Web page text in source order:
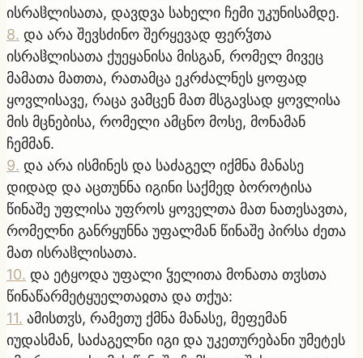
ისრაჱლისათა, დავდვა სახელი ჩემი უკუნისამდე.
8. და არა შევსძინო შერყევად ფერჴთა
ისრაჱლისათა ქუეყანისა მისგან, რომელ მივეც
მამათა მათთა, რათამცა ეკრძალნეს ყოფად
ყოვლისავე, რაცა ვამცენ მათ მსგავსად ყოვლისა
მის მცნებისა, რომელი ამცნო მოსე, მონამან
ჩემმან.
9. და არა ისმინეს და საძაგელ იქმნა მანასე
დიდად და აცთუნნა იგინი საქმედ ბოროტისა
წინაშე უფლისა უფროს ყოველთა მათ ნათესავთა,
რომელნი განრყუნნა უფალმან წინაშე პირსა ძეთა
მათ ისრაჱლისათა.
10. და ეტყოდა უფალი ჴელითა მონათა თჳსთა
წინაწარმეტყუელთაჲთა და თქუა:
11. ამისთჳს, რამეთუ ქმნა მანასე, მეფემან
იუდასმან, საძაგელნი იგი და უკეთურებანი უმეტეს